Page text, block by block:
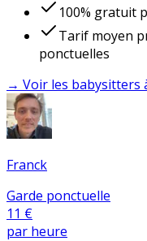
100% gratuit
Tarif moyen
ponctuelles
→ Voir les babysitters
Franck
Garde ponctuelle
11 €
par heure